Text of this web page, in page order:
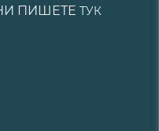
ПИШЕТЕ ТУК